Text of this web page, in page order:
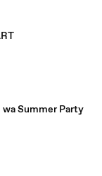
wa Summer Party